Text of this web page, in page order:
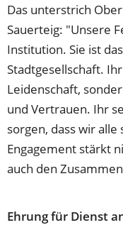
Das unterstrich
Sauerteig: "Unsere
Institution. Sie ist
Stadtgesellschaft.
Leidenschaft,
und Vertrauen. Ihr
sorgen, dass wir
Engagement stärkt
auch den
Ehrung für Dienst